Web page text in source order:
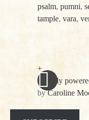
psalm, pumni,
tample, vara,
+
Proudly
byCaroline